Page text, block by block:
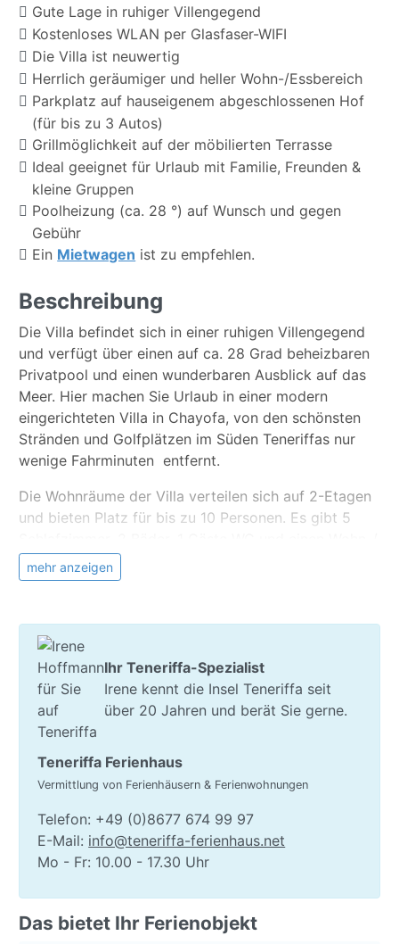
Gute Lage in ruhiger Villengegend
Kostenloses WLAN per Glasfaser-WIFI
Die Villa ist neuwertig
Herrlich geräumiger und heller Wohn-/Essbereich
Parkplatz auf hauseigenem abgeschlossenen Hof
(für bis zu 3 Autos)
Grillmöglichkeit auf der möbilierten Terrasse
Ideal geeignet für Urlaub mit Familie, Freunden &
kleine Gruppen
Poolheizung (ca. 28 °) auf Wunsch und gegen
Gebühr
Ein Mietwagen ist zu empfehlen.
Beschreibung
Die Villa befindet sich in einer ruhigen Villengegend
und verfügt über einen auf ca. 28 Grad beheizbaren
Privatpool und einen wunderbaren Ausblick auf das
Meer. Hier machen Sie Urlaub in einer modern
eingerichteten Villa in Chayofa, von den schönsten
Stränden und Golfplätzen im Süden Teneriffas nur
wenige Fahrminuten entfernt.
Die Wohnräume der Villa verteilen sich auf 2-Etagen
und bieten Platz für bis zu 10 Personen. Es gibt 5
und Essbereich mit offener Küche.
amerikanischen Küche. Eines der Schlafzimmer und
das Gäste-WC sowie der Hauswirtschaftsraum und
die Waschmaschine.
✓ 1. Etage: hier sind 4 Schlafzimmer mit modernen
Einbauschränken, 2 Bäder und ein Balkon.
Die Küche ist gut ausgestattet, unter anderem mit:
Kühlschrank/Gefrierschrank, Wasserkocher und
Toaster, etc... WLAN, Fernseher und HIFI ist ebenfals
vorhanden.
Zur Villa gehört ein eigener Pool mit Poolterrasse
inklusive Barbecue und gemütlichen
mehr anzeigen
Ihr Teneriffa-Spezialist
Irene kennt die Insel Teneriffa seit
über 20 Jahren und berät Sie gerne.
Teneriffa Ferienhaus
Vermittlung von Ferienhäusern & Ferienwohnungen
Telefon: +49 (0)8677 674 99 97
E-Mail: info@teneriffa-ferienhaus.net
Mo - Fr: 10.00 - 17.30 Uhr
Das bietet Ihr Ferienobjekt